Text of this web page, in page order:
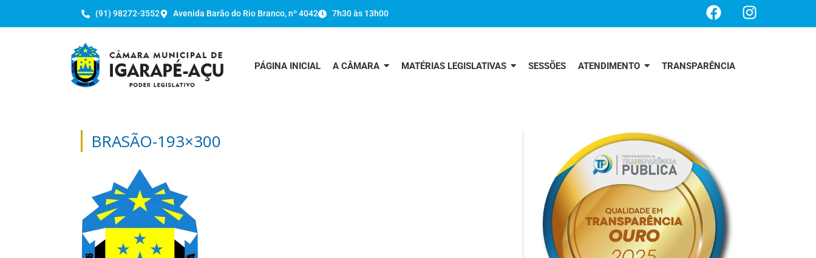
(91) 98272-3552 Avenida Barão do Rio Branco, nº 4042 7h30 às 13h00
PÁGINA INICIAL A CÂMARA MATÉRIAS LEGISLATIVAS SESSÕES ATENDIMENTO TRANSPARÊNCIA
BRASÃO-193×300